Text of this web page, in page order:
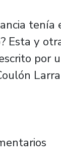
Esta y
de